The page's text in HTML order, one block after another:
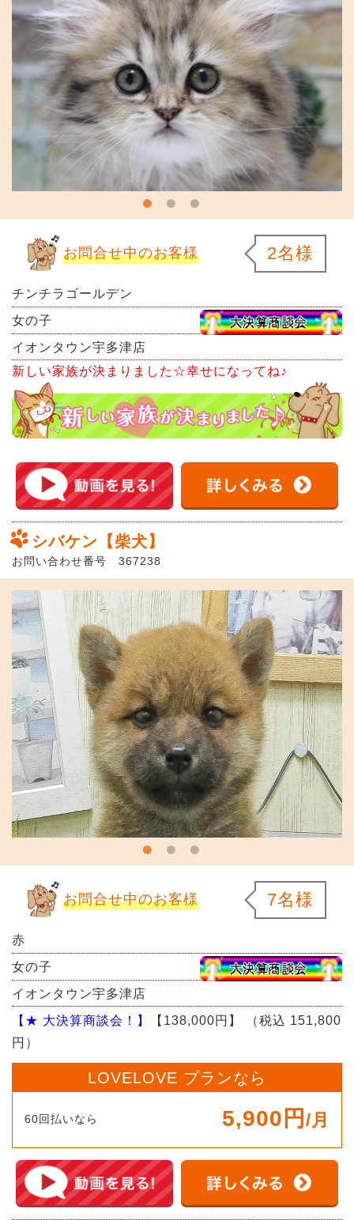
お問合せ中のお客様 2名様
チンチラゴールデン
女の子
イオンタウン宇多津店
新しい家族が決まりました☆幸せになってね♪
シバケン【柴犬】
お問い合わせ番号 367238
お問合せ中のお客様 7名様
赤
女の子
イオンタウン宇多津店
【★ 大決算商談会！】
【138,000円】
（税込 151,800
円）
LOVELOVE プランなら
60回払いなら 5,900円 /月